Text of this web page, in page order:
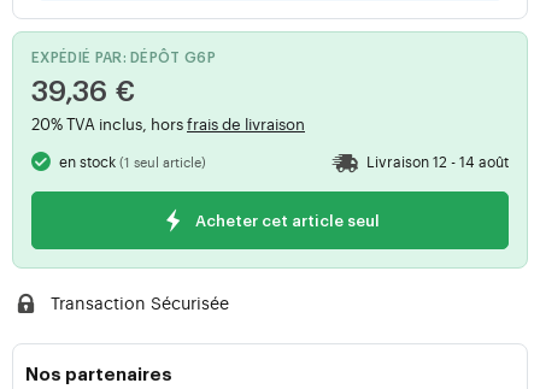
EXPÉDIÉ PAR: DÉPÔT G6P
39,36 €
20% TVA inclus, horsfrais de livraison
en stock(1 seul article) Livraison 12 - 14 août
Acheter cet article seul
Transaction Sécurisée
Nos partenaires